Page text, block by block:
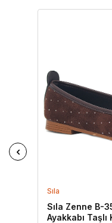
Sıla
Sıla Zenne B-
Ayakkabı Taşlı